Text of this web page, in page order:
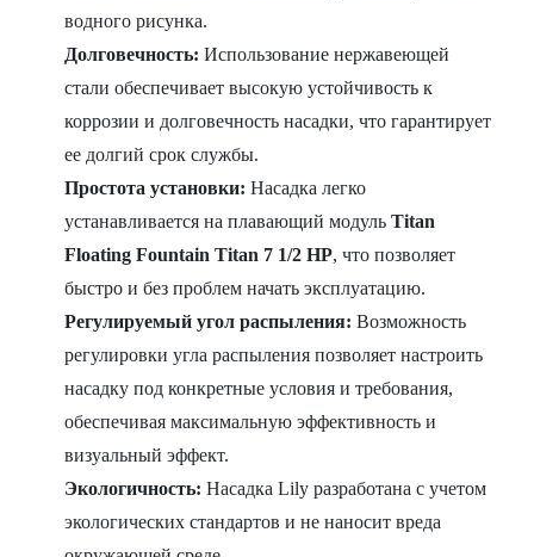
водного рисунка.
Долговечность: Использование нержавеющей
стали обеспечивает высокую устойчивость к
коррозии и долговечность насадки, что гарантирует
ее долгий срок службы.
Простота установки: Насадка легко
устанавливается на плавающий модульTitan
Floating Fountain Titan 7 1/2 HP, что позволяет
быстро и без проблем начать эксплуатацию.
Регулируемый угол распыления: Возможность
регулировки угла распыления позволяет настроить
насадку под конкретные условия и требования,
обеспечивая максимальную эффективность и
визуальный эффект.
Экологичность: Насадка Lily разработана с учетом
экологических стандартов и не наносит вреда